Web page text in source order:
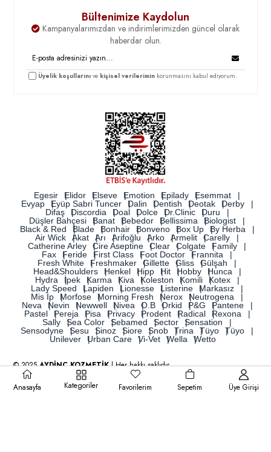
Bültenimize Kaydolun
Kampanyalarımızdan ve indirimlerimizden güncel olarak
haberdar olun.
Üyelik koşullarını ve kişisel verilerimin korunmasını kabul ediyorum.
Egesir Elidor Elseve Emotion Epilady
Esemmat
Evyap
Eyüp Sabri Tuncer Dalin Dentish Deotak
Derby
Difaş
Discordia Doal Dolce Dr.Clinic
Duru
Düşler Bahçesi
Banat Bebedor Bellissima
Biologist
Black & Red
Blade Bonhair Bonveno Box Up
By Herba
Air Wick
Akat Arı Arifoğlu Arko Armelit
Carelly
Catherine Arley
Cire Aseptine Clear Colgate
Family
Fax
Feride First Class Foot Doctor
Frannita
Fresh White
Freshmaker Gillette Gliss
Gülşah
Head&Shoulders
Henkel Hipp Hit Hobby
Hunca
Hydra
İpek Karma Kiva Koleston Komili
Kotex
Lady Speed
Lapiden Lionesse Listerine
Markasız
Mis İp
Morfose Morning Fresh Nerox
Neutrogena
Neva
Nevin Newwell Nivea O.B Orkid P&G
Pantene
Pastel
Pereja Pisa Privacy Prodent Radical
Rexona
Sally
Sea Color Sebamed Sector
Sensation
Sensodyne
Sesu Sinoz Siore Snob Trina Tüyo
Tüyo
Unilever
Urban Care Vi-Vet Wella Wetto
© 2025AYDİNÇ KOZMETİK| Her hakkı saklıdır.
Anasayfa Kategoriler Favorilerim Sepetim Üye Girişi